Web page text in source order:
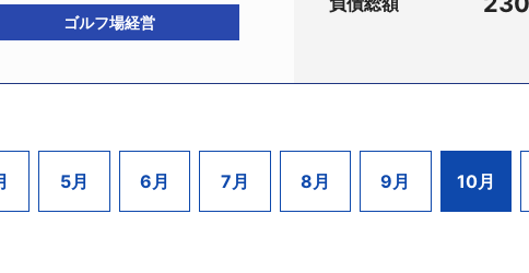
52億3600万円、17億7500万円の欠損を計上、債務超過は155
大きく下回る98億8000万円となり、これにより金融機関の債権
だが、大阪市としても、買い取り金額を上乗せすれば公費負担が
て業容を拡大、一時は全国7カ所でゴルフ場を経営していた。し
は茨城県七会村で新水戸カントリークラブ（27ホール）を経営
、99万平方メートル）の保有会社で、ゴルフ場運営は別会社に
市、18ホール、105万平方メートル）の保有会社で、運営は別
、資本金5000万円、安部忠昭明代表）と関連会社の九州ファ
ーズ」として福岡市の繁華街（博多、中洲地区）に9棟、天神西
で賃貸収入を得てきたほか、2棟は関連会社が保有し管理収入を
ゴルフ場経営
、設立昭和62年9月、資本金3300万円、加藤隆三社長、従業員
受けた。負債は約230億円。
年9月「白水ゴルフ倶楽部」をオープン、同ゴルフ場は18ホール
5月 6月 7月 8月 9月 10月